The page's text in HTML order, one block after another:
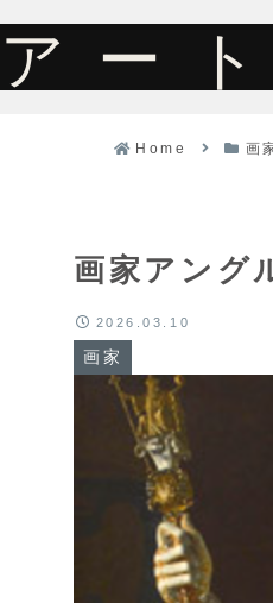
アー
Home 画
画家アング
画家
2026.03.10